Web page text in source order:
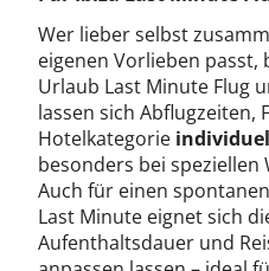
Wer lieber selbst
eigenen Vorlieben passt,
Urlaub Last Minute Flug
lassen sich Abflugzeiten,
Hotelkategorie
besonders bei speziellen
Auch für einen
Last Minute eignet sich
Aufenthaltsdauer und